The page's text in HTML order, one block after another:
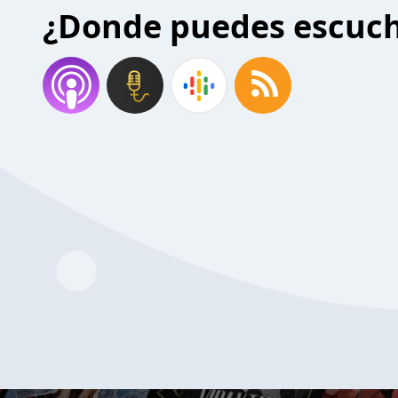
¿Donde puedes